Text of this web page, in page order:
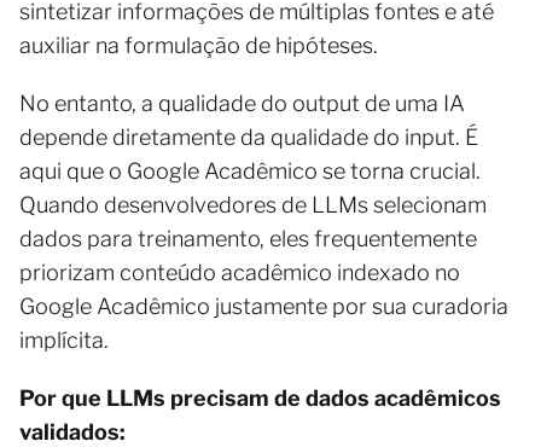
sintetizar informações de múltiplas fontes e até
auxiliar na formulação de hipóteses.
No entanto, a qualidade do output de uma IA
depende diretamente da qualidade do input. É
aqui que o Google Acadêmico se torna crucial.
Quando desenvolvedores de LLMs selecionam
dados para treinamento, eles frequentemente
priorizam conteúdo acadêmico indexado no
Google Acadêmico justamente por sua curadoria
implícita.
Por que LLMs precisam de dados acadêmicos
validados: